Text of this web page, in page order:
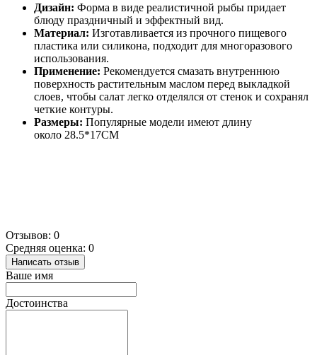
Дизайн: Форма в виде реалистичной рыбы придает
блюду праздничный и эффектный вид.
Материал: Изготавливается из прочного пищевого
пластика или силикона, подходит для многоразового
использования.
Применение: Рекомендуется смазать внутреннюю
поверхность растительным маслом перед выкладкой
слоев, чтобы салат легко отделялся от стенок и сохранял
четкие контуры.
Размеры: Популярные модели имеют длину
около 28.5*17CM
Отзывов: 0
Средняя оценка: 0
Написать отзыв
Ваше имя
Достоинства